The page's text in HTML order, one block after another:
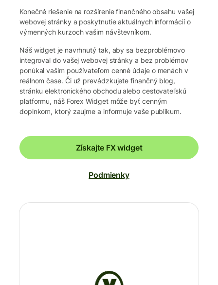
Konečné riešenie na rozšírenie finančného obsahu vašej
webovej stránky a poskytnutie aktuálnych informácií o
výmenných kurzoch vašim návštevníkom.
Náš widget je navrhnutý tak, aby sa bezproblémovo
integroval do vašej webovej stránky a bez problémov
ponúkal vašim používateľom cenné údaje o menách v
reálnom čase. Či už prevádzkujete finančný blog,
stránku elektronického obchodu alebo cestovateľskú
platformu, náš Forex Widget môže byť cenným
doplnkom, ktorý zaujme a informuje vaše publikum.
Získajte FX widget
Podmienky